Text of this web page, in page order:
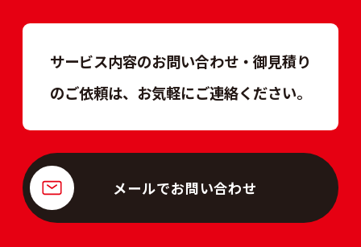
サービス内容のお問い合わせ・御見積り
のご依頼は、 お気軽にご連絡ください。
メールでお問い合わせ